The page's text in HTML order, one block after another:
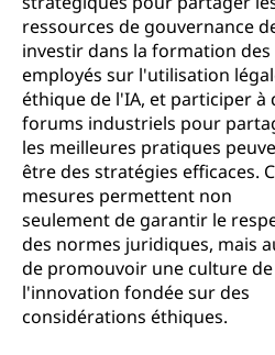
ressources de gouvernance
investir dans la formation des
employés sur l'utilisation
éthique de l'IA, et participer à
forums industriels pour
les meilleures pratiques
être des stratégies efficaces.
mesures permettent non
seulement de garantir le
des normes juridiques, mais
de promouvoir une culture de
l'innovation fondée sur des
considérations éthiques.